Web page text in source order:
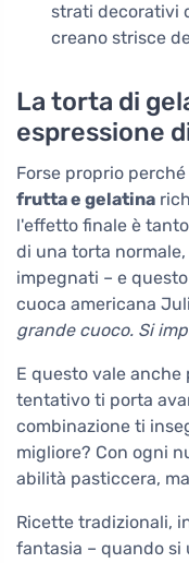
strati decorativi
creano strisce
La torta di
espressione
Forse proprio
frutta e gelatina
l'effetto finale è
di una torta
impegnati – e
cuoca americana
grande cuoco. Si
E questo vale anche
tentativo ti porta
combinazione ti
migliore? Con ogni
abilità pasticcera,
Ricette tradizionali,
fantasia – quando si